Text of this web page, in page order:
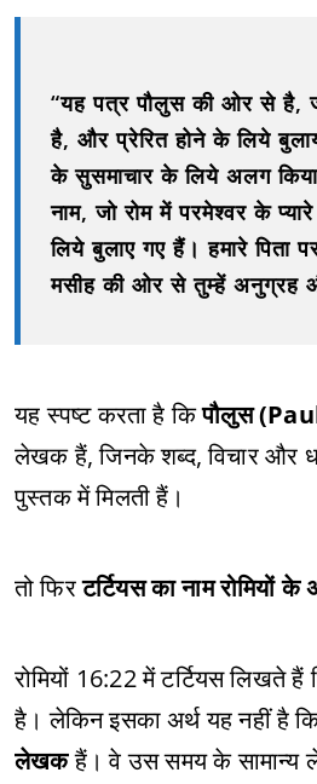
“यह पत्र पौलुस की ओर से है,
है, और प्रेरित होने के लिये
के सुसमाचार के लिये अलग
नाम, जो रोम में परमेश्वर के
लिये बुलाए गए हैं। हमारे पिता
मसीह की ओर से तुम्हें अनुग्रह
यह स्पष्ट करता है किपौलुस
लेखक हैं, जिनके शब्द, विचार और
पुस्तक में मिलती हैं।
तो फिरटर्टियस का नाम रोमियों
रोमियों 16:22 में टर्टियस लिखते हैं
है। लेकिन इसका अर्थ यह नहीं है
लेखकहैं। वे उस समय के सामान्य